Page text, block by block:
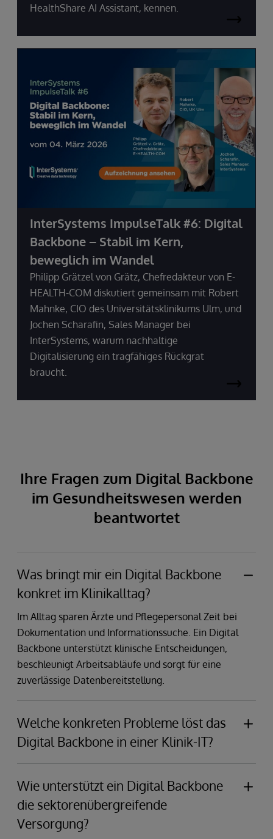
HealthShare AI Assistant, kennen.
InterSystems ImpulseTalk #6: Digital
Backbone – Stabil im Kern,
beweglich im Wandel
Philipp Grätzel von Grätz, Chefredakteur von E-
HEALTH-COM diskutiert gemeinsam mit Robert
Mahnke, CIO des Universitätsklinikums Ulm, und
Jochen Scharafin, Sales Manager bei
InterSystems, warum nachhaltige
Digitalisierung ein tragfähiges Rückgrat
braucht.
Ihre Fragen zum Digital Backbone
im Gesundheitswesen werden
beantwortet
Was bringt mir ein Digital Backbone
konkret im Klinikalltag?
Im Alltag sparen Ärzte und Pflegepersonal Zeit bei
Dokumentation und Informationssuche. Ein Digital
Backbone unterstützt klinische Entscheidungen,
beschleunigt Arbeitsabläufe und sorgt für eine
zuverlässige Datenbereitstellung.
Welche konkreten Probleme löst das
Digital Backbone in einer Klinik-IT?
Es reduziert zum Beispiel Medienbrüche, integriert
heterogene Systeme, verbessert die Datenqualität
und sorgt für eine einheitliche Patientenidentität.
Dadurch können Kliniken Patientendaten sicher
nutzen und effizientere Prozesse realisieren.
Wie unterstützt ein Digital Backbone
die sektorenübergreifende
Versorgung?